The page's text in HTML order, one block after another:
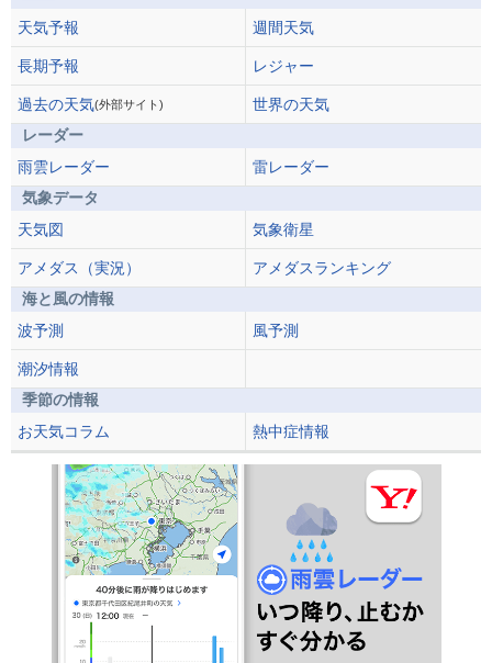
天気予報 週間天気
長期予報 レジャー
過去の天気(外部サイト)
世界の天気
レーダー
雨雲レーダー
雷レーダー
気象データ
天気図
気象衛星
アメダス（実況）
アメダスランキング
海と風の情報
波予測
風予測
潮汐情報
季節の情報
お天気コラム
熱中症情報